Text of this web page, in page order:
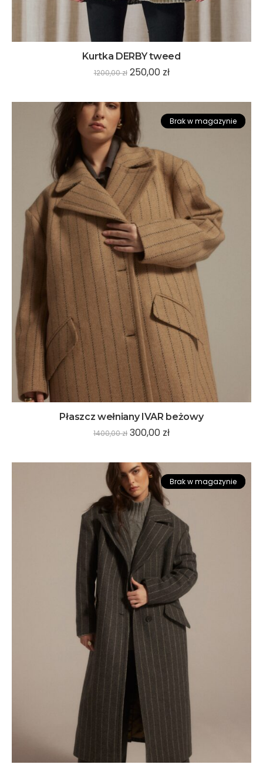
Kurtka DERBY tweed
1200,00zł 250,00 zł
Promocja!
Brak w magazynie
Płaszcz wełniany IVAR beżowy
1400,00zł 300,00 zł
Promocja!
Brak w magazynie